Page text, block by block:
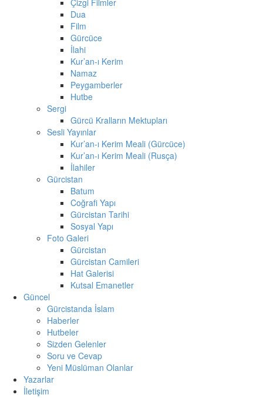
Çizgi Filmler
Dua
Film
Gürcüce
İlahi
Kur’an-ı Kerim
Namaz
Peygamberler
Hutbe
Sergi
Gürcü Kralların Mektupları
Sesli Yayınlar
Kur’an-ı Kerim Meali (Gürcüce)
Kur’an-ı Kerim Meali (Rusça)
İlahiler
Gürcistan
Batum
Coğrafi Yapı
Gürcistan Tarihi
Sosyal Yapı
Foto Galeri
Gürcistan
Gürcistan Camileri
Hat Galerisi
Kutsal Emanetler
Güncel
Gürcistanda İslam
Haberler
Hutbeler
Sizden Gelenler
Soru ve Cevap
Yeni Müslüman Olanlar
Yazarlar
İletişim